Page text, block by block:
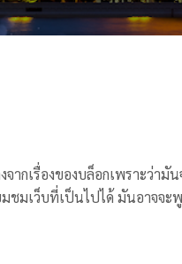
ากเรื่องของบล็อกเพราะว่า
ชมเว็บที่เป็นไปได้ มันอาจจะ